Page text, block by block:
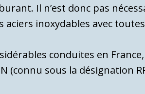
Il n’est donc pas
aciers inoxydables avec
condui­tes en
(connu sous la dé­signation